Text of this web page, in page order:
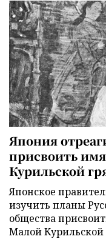
Япония
присвоить
Курильской
Японское
изучить планы
общества
Малой